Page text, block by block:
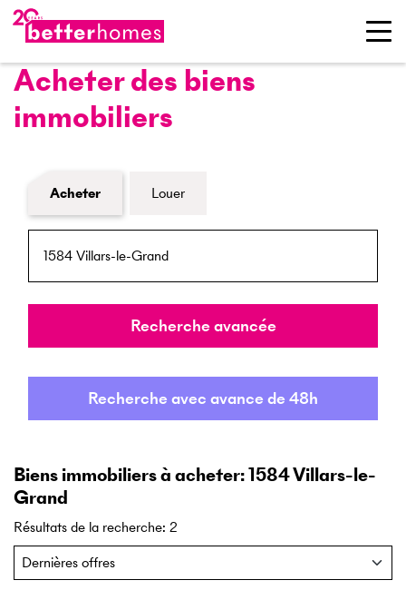
Acheter des biens
immobiliers
Formulaire de recherche de biens
Acheter Louer
NPA / Lieu
Rayon
Recherche avancée
Recherche avec avance de 48h
Biens immobiliers à acheter: 1584 Villars-le-
Grand
Résultats de la recherche: 2